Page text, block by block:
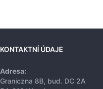
KONTAKTNÍ ÚDAJE
Adresa:
Graniczna 8B, bud. DC 2A